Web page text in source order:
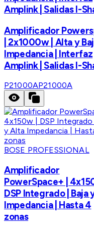
Amplink | Salidas I-
Amplificador
| 2x1000w | Alta y
Impedancia | Interfaz
Amplink | Salidas I-
P21000AP21000A
BOSE PROFESSIONAL
Amplificador
PowerSpace+ |
DSP Integrado | Baja
Impedancia | Hasta 4
zonas